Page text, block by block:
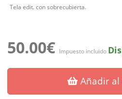
Tela edit. con sobrecubierta.
50.00€ Impuesto incluido
Añadir al